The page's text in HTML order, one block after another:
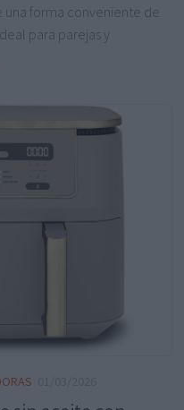
una forma conveniente de
para parejas y